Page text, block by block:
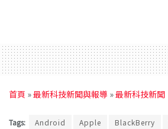
首頁 »最新科技新聞與報導 »最新科技新聞
Tags: Android Apple BlackBerry